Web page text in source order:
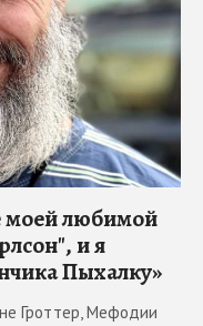
моей любимой
и я
Пыхалку»
Гроттер, Мефодии